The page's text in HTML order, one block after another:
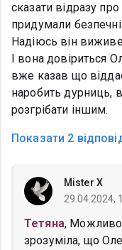
сказати відразу
придумали
Надіюсь він
І вона довіриться
вже казав що
наробить дурниць,
розгрібати іншим.
Показати 2
Mister X
29.04.2024,
Тетяна,
зрозуміла, що